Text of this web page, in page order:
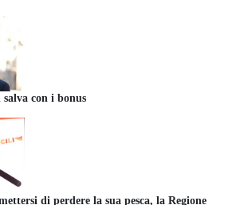
con i bonus
di perdere la sua pesca, la Regione